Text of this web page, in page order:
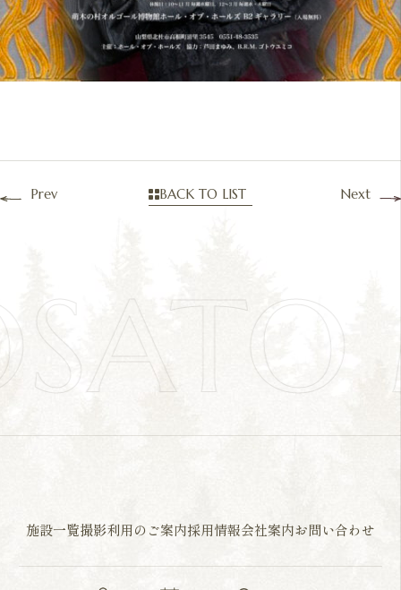
Prev Next
BACK TO LIST
施設一覧撮影利用のご案内採用情報会社案内お問い合わせ